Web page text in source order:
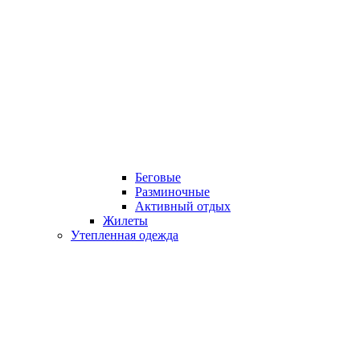
Беговые
Разминочные
Активный отдых
Жилеты
Утепленная одежда